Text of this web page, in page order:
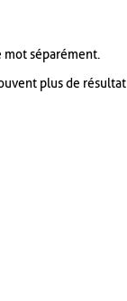
mot séparément.
plus de résultat